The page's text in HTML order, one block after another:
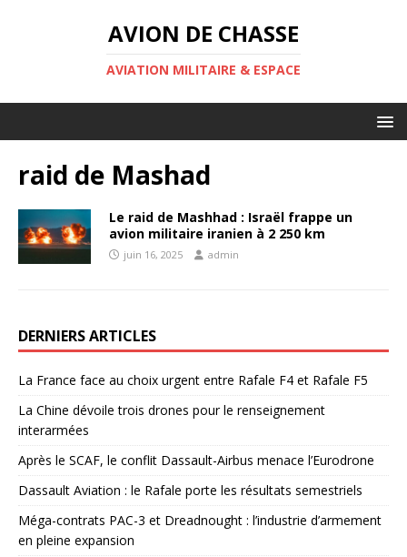
AVION DE CHASSE
AVIATION MILITAIRE & ESPACE
raid de Mashad
Le raid de Mashhad : Israël frappe un
avion militaire iranien à 2 250 km
juin 16, 2025 admin
DERNIERS ARTICLES
La France face au choix urgent entre Rafale F4 et Rafale F5
La Chine dévoile trois drones pour le renseignement
interarmées
Après le SCAF, le conflit Dassault-Airbus menace l’Eurodrone
Dassault Aviation : le Rafale porte les résultats semestriels
Méga-contrats PAC-3 et Dreadnought : l’industrie d’armement
en pleine expansion